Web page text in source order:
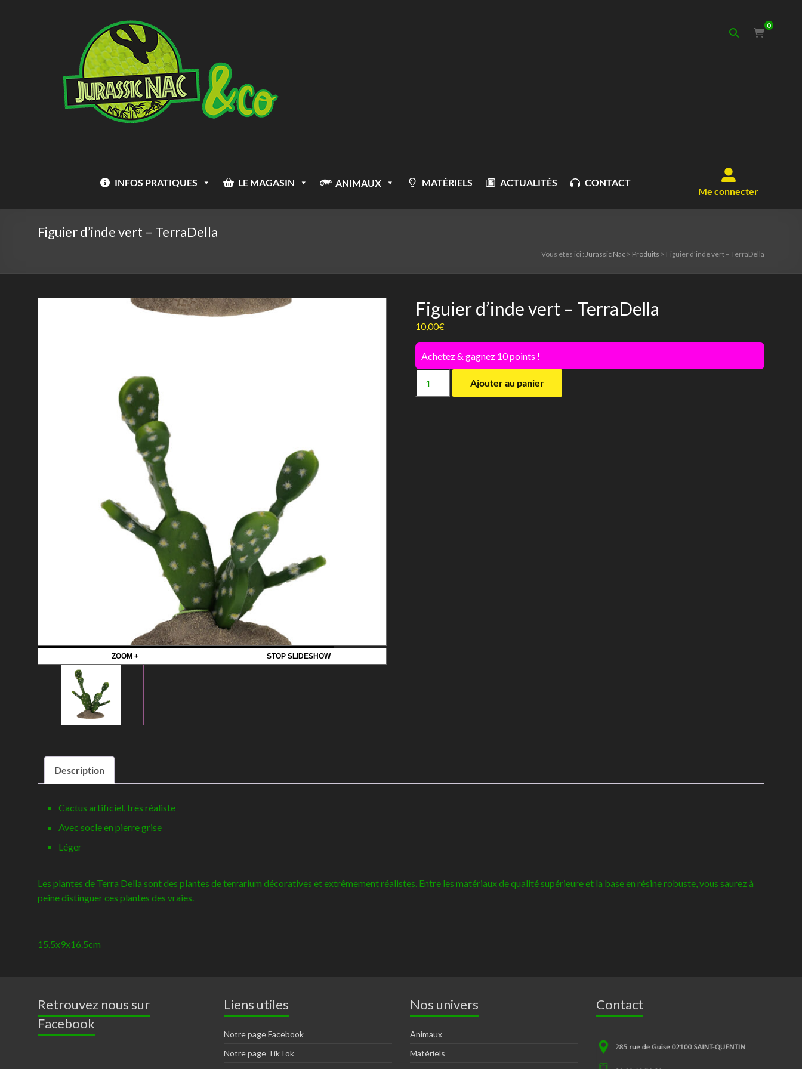
Jurassic
0
Me connecter
INFOS PRATIQUES LE MAGASIN ANIMAUX MATÉRIELS ACTUALITÉS CONTACT
Figuier d’inde vert – TerraDella
Vous êtes ici : Jurassic Nac > Produits > Figuier d’inde vert – TerraDella
ZOOM + STOP SLIDESHOW
Figuier d’inde vert – TerraDella
10,00€
Achetez & gagnez 10 points !
Ajouter au panier
Description
Cactus artificiel, très réaliste
Avec socle en pierre grise
Léger
Les plantes de Terra Della sont des plantes de terrarium décoratives et extrêmement réalistes. Entre les matériaux de qualité supérieure et la base en résine robuste, vous saurez à
peine distinguer ces plantes des vraies.
15.5x9x16.5cm
Retrouvez nous sur
Facebook
Liens utiles
Notre page Facebook
Notre page TikTok
Nos univers
Animaux
Matériels
Contact